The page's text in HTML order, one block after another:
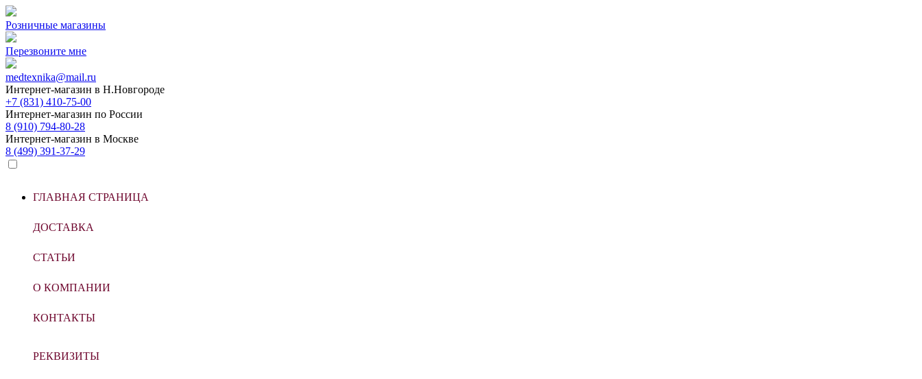
Розничные магазины
Перезвоните мне
medtexnika@mail.ru
Интернет-магазин в Н.Новгороде
+7 (831) 410-75-00
Интернет-магазин по России
8 (910) 794-80-28
Интернет-магазин в Москве
8 (499) 391-37-29
ГЛАВНАЯ СТРАНИЦА
ДОСТАВКА
СТАТЬИ
О КОМПАНИИ
КОНТАКТЫ
РЕКВИЗИТЫ